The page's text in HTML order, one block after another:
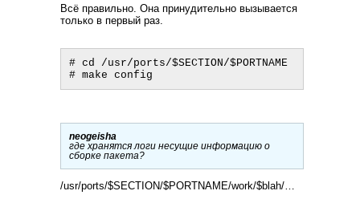
Всё правильно. Она принудительно вызывается
только в первый раз.
# cd /usr/ports/$SECTION/$PORTNAME
neogeisha
где хранятся логи несущие информацию о
сборке пакета?
/usr/ports/$SECTION/$PORTNAME/work/$blah/…